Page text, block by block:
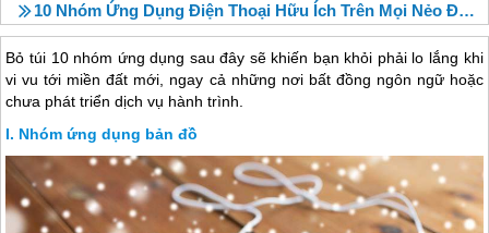
10 Nhóm Ứng Dụng Điện Thoại Hữu Ích Trên Mọi Nẻo Đường Hành Trình
Bỏ túi 10 nhóm ứng dụng sau đây sẽ khiến bạn khỏi phải lo lắng khi
vi vu tới miền đất mới, ngay cả những nơi bất đồng ngôn ngữ hoặc
chưa phát triển dịch vụ hành trình.
Nhóm ứng dụng bản đồ